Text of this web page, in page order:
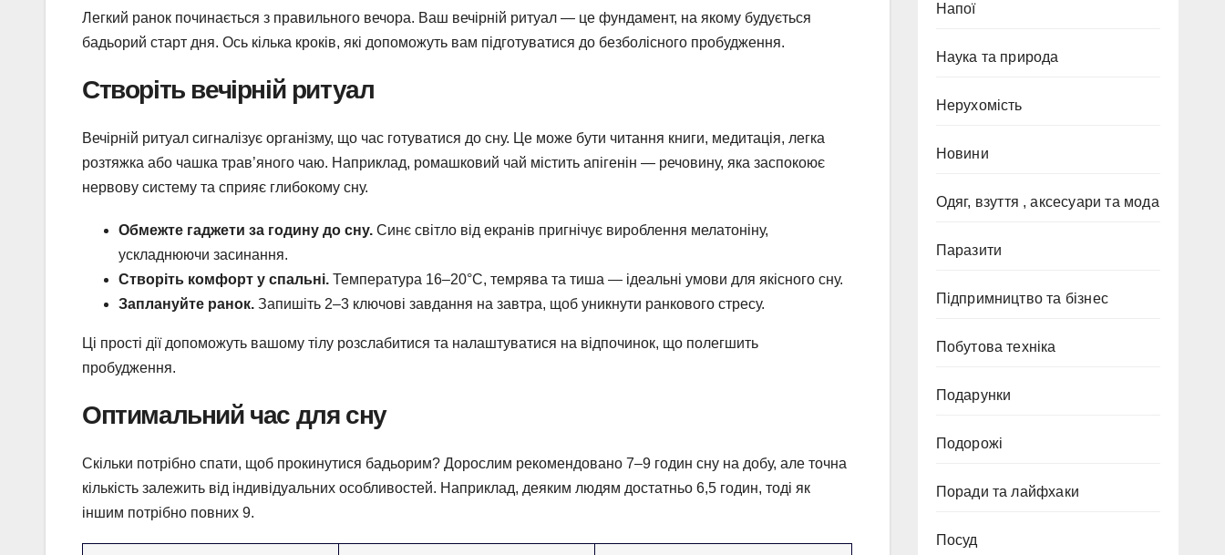
Легкий ранок починається з правильного вечора. Ваш вечірній ритуал — це фундамент, на якому будується
бадьорий старт дня. Ось кілька кроків, які допоможуть вам підготуватися до безболісного пробудження.
Створіть вечірній ритуал
Вечірній ритуал сигналізує організму, що час готуватися до сну. Це може бути читання книги, медитація, легка
розтяжка або чашка трав’яного чаю. Наприклад, ромашковий чай містить апігенін — речовину, яка заспокоює
нервову систему та сприяє глибокому сну.
Обмежте гаджети за годину до сну. Синє світло від екранів пригнічує вироблення мелатоніну,
ускладнюючи засинання.
Створіть комфорт у спальні. Температура 16–20°C, темрява та тиша — ідеальні умови для якісного сну.
Заплануйте ранок. Запишіть 2–3 ключові завдання на завтра, щоб уникнути ранкового стресу.
Ці прості дії допоможуть вашому тілу розслабитися та налаштуватися на відпочинок, що полегшить
пробудження.
Оптимальний час для сну
Скільки потрібно спати, щоб прокинутися бадьорим? Дорослим рекомендовано 7–9 годин сну на добу, але точна
кількість залежить від індивідуальних особливостей. Наприклад, деяким людям достатньо 6,5 годин, тоді як
іншим потрібно повних 9.
Напої
Наука та природа
Нерухомість
Новини
Одяг, взуття , аксесуари та мода
Паразити
Підпримництво та бізнес
Побутова техніка
Подарунки
Подорожі
Поради та лайфхаки
Посуд